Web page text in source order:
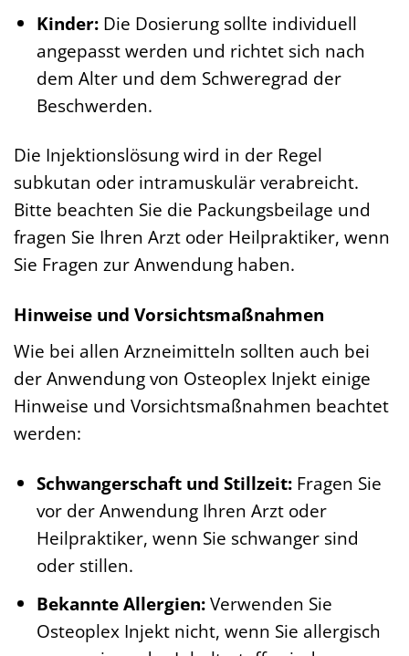
Kinder:Die Dosierung sollte individuell
angepasst werden und richtet sich nach
dem Alter und dem Schweregrad der
Beschwerden.
Die Injektionslösung wird in der Regel
subkutan oder intramuskulär verabreicht.
Bitte beachten Sie die Packungsbeilage und
fragen Sie Ihren Arzt oder Heilpraktiker, wenn
Sie Fragen zur Anwendung haben.
Hinweise und Vorsichtsmaßnahmen
Wie bei allen Arzneimitteln sollten auch bei
der Anwendung von Osteoplex Injekt einige
Hinweise und Vorsichtsmaßnahmen beachtet
werden:
Schwangerschaft und Stillzeit:Fragen Sie
vor der Anwendung Ihren Arzt oder
Heilpraktiker, wenn Sie schwanger sind
oder stillen.
Bekannte Allergien:Verwenden Sie
Osteoplex Injekt nicht, wenn Sie allergisch